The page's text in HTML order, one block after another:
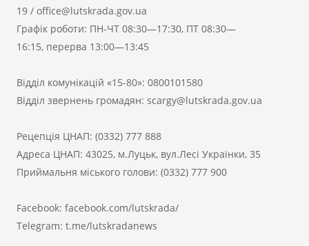
19 / office@lutskrada.gov.ua
Графік роботи: ПН-ЧТ 08:30—17:30, ПТ 08:30—
16:15, перерва 13:00—13:45
Відділ комунікацій «15-80»: 0800101580
Відділ звернень громадян: scargy@lutskrada.gov.ua
Рецепція ЦНАП: (0332) 777 888
Адреса ЦНАП: 43025, м.Луцьк, вул.Лесі Українки, 35
Приймальня міського голови: (0332) 777 900
Facebook: facebook.com/lutskrada/
Telegram: t.me/lutskradanews